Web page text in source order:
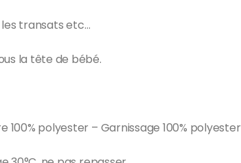
les transats etc…
la tête de bébé.
100% polyester – Garnissage 100% polyester